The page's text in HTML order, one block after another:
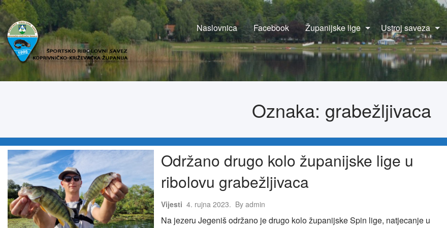
Naslovnica Facebook Županijske lige Ustroj saveza
Oznaka: grabežljivaca
Održano drugo kolo županijske lige u
ribolovu grabežljivaca
Vijesti 4. rujna 2023. By admin
Na jezeru Jegeniš održano je drugo kolo županijske Spin lige, natjecanje u